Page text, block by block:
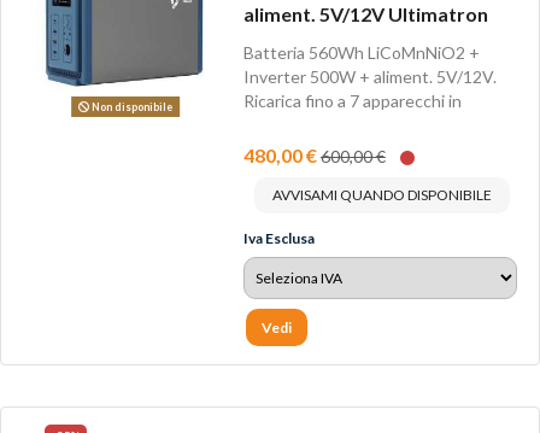
Non disponibile
aliment. 5V/12V Ultimatron
Batteria 560Wh LiCoMnNiO2 +
Inverter 500W + aliment. 5V/12V.
Ricarica fino a 7 apparecchi in
480,00 €600,00 €
AVVISAMI QUANDO DISPONIBILE
Iva Esclusa
Vedi